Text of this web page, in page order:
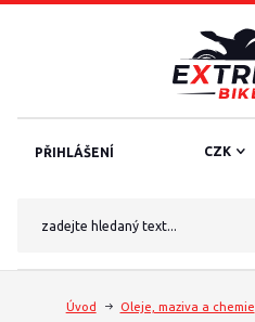
CZK
PŘIHLÁŠENÍ
Úvod Oleje, maziva a chemie